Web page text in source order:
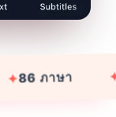
า ✦ส่งออก